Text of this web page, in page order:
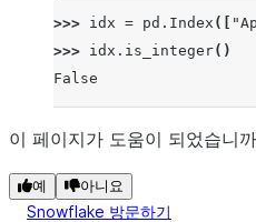
>>> idx = pd . Index ([
>>> idx . is_integer()
False
이 페이지가 도움이 되었습니
예 아니요
Snowflake 방문하기